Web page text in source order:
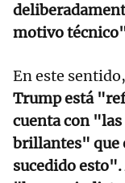
motivo
En este
Trump está
cuenta con
brillantes" que
sucedido